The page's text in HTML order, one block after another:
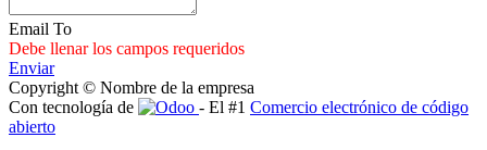
Email To
Debe llenar los campos requeridos
Enviar
Copyright © Nombre de la empresa
Con tecnología de
- El #1 Comercio electrónico de código
abierto